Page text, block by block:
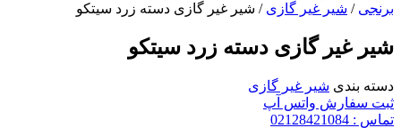
برنجی / شیر غیر گازی / شیر غیر گازی دسته زرد سیتکو
شیر غیر گازی دسته زرد سیتکو
دسته بندی شیر غیر گازی
ثبت سفارش واتس آپ
تماس : 02128421084